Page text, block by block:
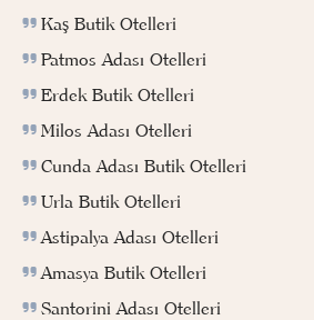
Kaş Butik Otelleri
Patmos Adası Otelleri
Erdek Butik Otelleri
Milos Adası Otelleri
Cunda Adası Butik Otelleri
Urla Butik Otelleri
Astipalya Adası Otelleri
Amasya Butik Otelleri
Santorini Adası Otelleri